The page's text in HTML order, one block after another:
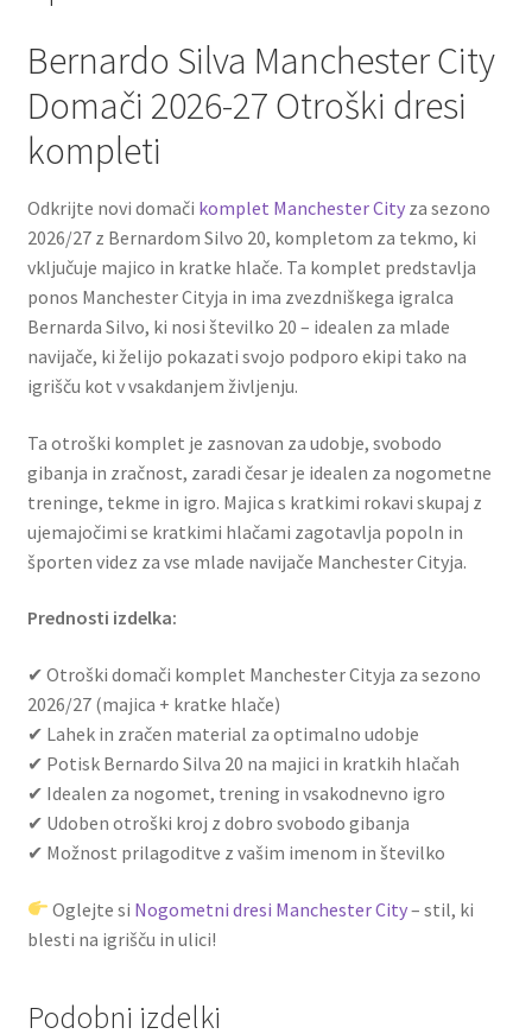
Bernardo Silva Manchester City
Domači 2026-27 Otroški dresi
kompleti
Odkrijte novi domači komplet Manchester Cityza sezono
2026/27 z Bernardom Silvo 20, kompletom za tekmo, ki
vključuje majico in kratke hlače. Ta komplet predstavlja
ponos Manchester Cityja in ima zvezdniškega igralca
Bernarda Silvo, ki nosi številko 20 – idealen za mlade
navijače, ki želijo pokazati svojo podporo ekipi tako na
igrišču kot v vsakdanjem življenju.
Ta otroški komplet je zasnovan za udobje, svobodo
gibanja in zračnost, zaradi česar je idealen za nogometne
treninge, tekme in igro. Majica s kratkimi rokavi skupaj z
ujemajočimi se kratkimi hlačami zagotavlja popoln in
športen videz za vse mlade navijače Manchester Cityja.
Prednosti izdelka:
✔ Otroški domači komplet Manchester Cityja za sezono
2026/27 (majica + kratke hlače)
✔ Lahek in zračen material za optimalno udobje
✔ Potisk Bernardo Silva 20 na majici in kratkih hlačah
✔ Idealen za nogomet, trening in vsakodnevno igro
✔ Udoben otroški kroj z dobro svobodo gibanja
✔ Možnost prilagoditve z vašim imenom in številko
Oglejte si Nogometni dresi Manchester City– stil, ki
blesti na igrišču in ulici!
Podobni izdelki